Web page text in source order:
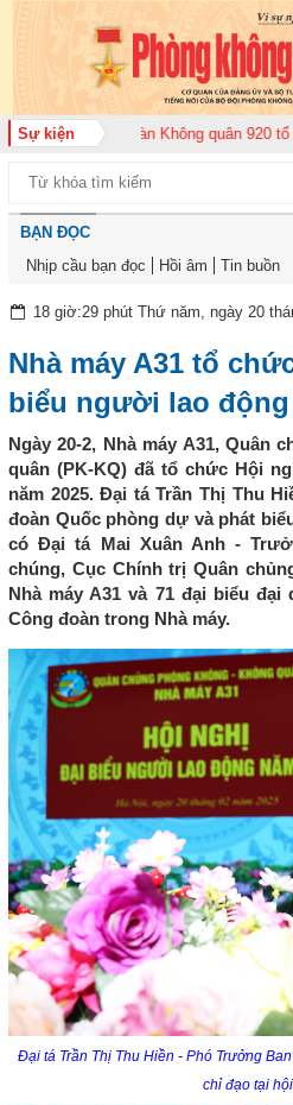
Sự kiện
Trung đoàn Không quân 920 tổ chức
BẠN ĐỌC
Nhịp cầu bạn đọc
Hồi âm Tin buồn
18 giờ:29 phút Thứ năm, ngày 20
Nhà máy A31 tổ
biểu người lao động
Ngày 20-2, Nhà máy A31, Quân
quân (PK-KQ) đã tổ chức Hội
năm 2025. Đại tá Trần Thị Thu
đoàn Quốc phòng dự và phát
có Đại tá Mai Xuân Anh -
chúng, Cục Chính trị Quân
Nhà máy A31 và 71 đại biểu
Công đoàn trong Nhà máy.
Đại tá Trần Thị Thu Hiền - Phó Trưởng
chỉ đạo tại